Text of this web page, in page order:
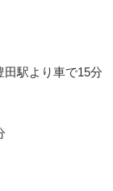
田駅より車で15分